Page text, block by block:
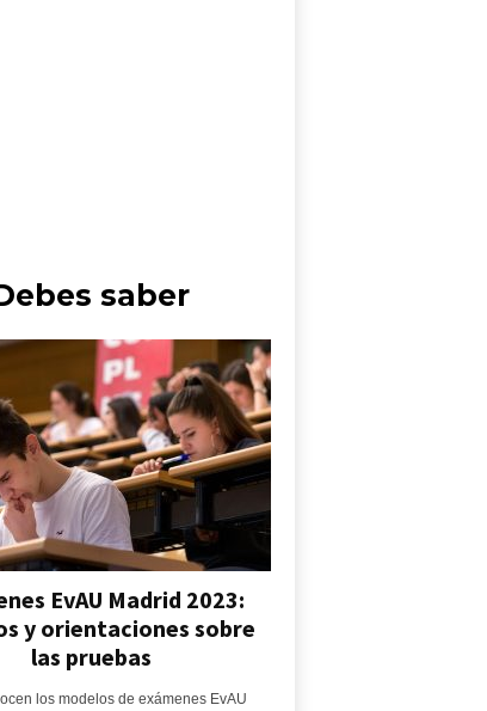
saber
EvAU Madrid 2023:
y orientaciones sobre
las pruebas
los modelos de exámenes EvAU